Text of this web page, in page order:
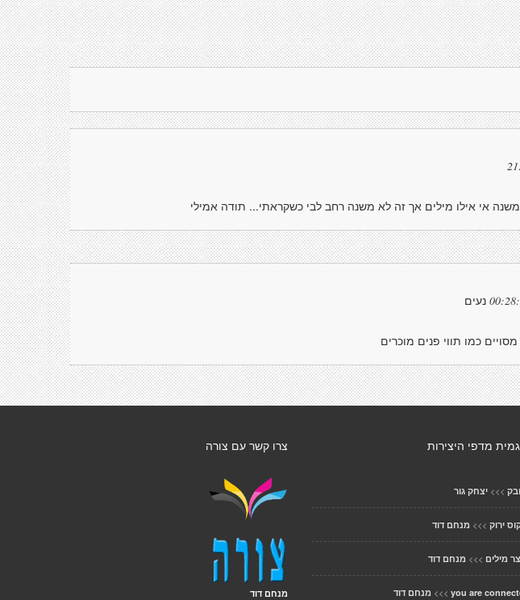
אי אילו מילים אך זה לא משנה רחב לבי כשקראתי... תודה אמילי
נעים
כמו תווי פנים מוכרים
צרו קשר עם צורה
מנחם דוד
מדפי היצירות
>>> יצחק גור
ירוק >>> מנחם דוד
מילים >>> מנחם דוד
you are
>>> מנחם דוד